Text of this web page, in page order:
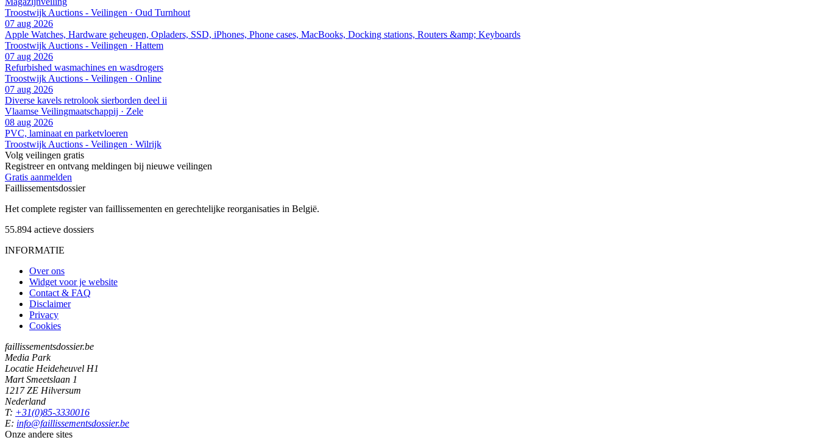
Troostwijk Auctions - Veilingen · Oud Turnhout
07 aug 2026
Apple Watches, Hardware geheugen, Opladers, SSD, iPhones, Phone cases, MacBooks, Docking stations, Routers &amp; Keyboards
Troostwijk Auctions - Veilingen · Hattem
07 aug 2026
Refurbished wasmachines en wasdrogers
Troostwijk Auctions - Veilingen · Online
07 aug 2026
Diverse kavels retrolook sierborden deel ii
Vlaamse Veilingmaatschappij · Zele
08 aug 2026
PVC, laminaat en parketvloeren
Troostwijk Auctions - Veilingen · Wilrijk
Volg veilingen gratis
Registreer en ontvang meldingen bij nieuwe veilingen
Gratis aanmelden
Faillissementsdossier
Het complete register van faillissementen en gerechtelijke reorganisaties in België.
55.894 actieve dossiers
INFORMATIE
Over ons
Widget voor je website
Contact & FAQ
Disclaimer
Privacy
Cookies
faillissementsdossier.be
Media Park
Locatie Heideheuvel H1
Mart Smeetslaan 1
1217 ZE Hilversum
Nederland
T: +31(0)85-3330016
E: info@faillissementsdossier.be
Onze andere sites